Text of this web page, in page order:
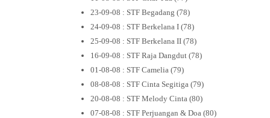
23-09-08 : STF Begadang (78)
24-09-08 : STF Berkelana I (78)
25-09-08 : STF Berkelana II (78)
16-09-08 : STF Raja Dangdut (78)
01-08-08 : STF Camelia (79)
08-08-08 : STF Cinta Segitiga (79)
20-08-08 : STF Melody Cinta (80)
07-08-08 : STF Perjuangan & Doa (80)